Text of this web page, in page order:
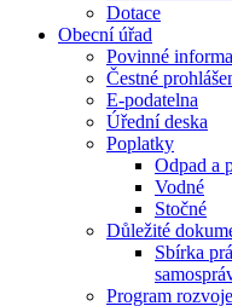
Dotace
Obecní úřad
Povinné
Čestné
E-podatelna
Úřední deska
Poplatky
Odpad a
Vodné
Stočné
Důležité
Sbírka
Program